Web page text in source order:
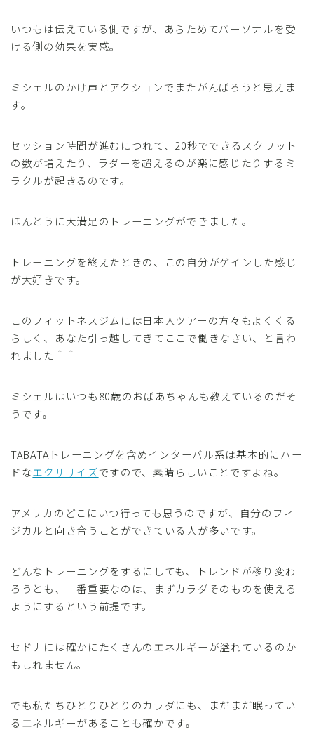
いつもは伝えている側ですが、あらためてパーソナルを受
ける側の効果を実感。
ミシェルのかけ声とアクションでまたがんばろうと思えま
す。
セッション時間が進むにつれて、20秒でできるスクワット
の数が増えたり、ラダーを超えるのが楽に感じたりするミ
ラクルが起きるのです。
ほんとうに大満足のトレーニングができました。
トレーニングを終えたときの、この自分がゲインした感じ
が大好きです。
このフィットネスジムには日本人ツアーの方々もよくくる
らしく、あなた引っ越してきてここで働きなさい、と言わ
れました＾＾
ミシェルはいつも80歳のおばあちゃんも教えているのだそ
うです。
TABATAトレーニングを含めインターバル系は基本的にハー
ドなエクササイズですので、素晴らしいことですよね。
アメリカのどこにいつ行っても思うのですが、自分のフィ
ジカルと向き合うことができている人が多いです。
どんなトレーニングをするにしても、トレンドが移り変わ
ろうとも、一番重要なのは、まずカラダそのものを使える
ようにするという前提です。
セドナには確かにたくさんのエネルギーが溢れているのか
もしれません。
でも私たちひとりひとりのカラダにも、まだまだ眠ってい
るエネルギーがあることも確かです。